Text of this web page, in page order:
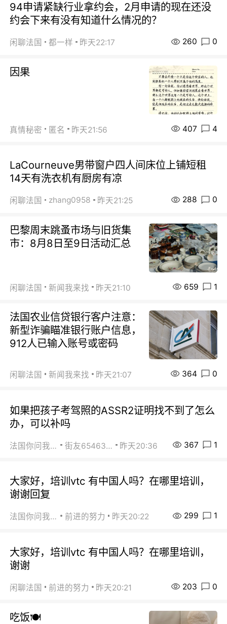
94申请紧缺行业拿约会，2月申请的现在还没
约会下来有没有知道什么情况的？
闲聊法国 都一样 昨天22:17 260 0
因果
真情秘密 匿名 昨天21:56 407 4
LaCourneuve男带窗户四人间床位上铺短租
14天有洗衣机有厨房有凉
闲聊法国 zhang0958 昨天21:25 288 0
巴黎周末跳蚤市场与旧货集
市：8月8日至9日活动汇总
闲聊法国 新闻我来找 昨天21:10 659 1
法国农业信贷银行客户注意：
新型诈骗瞄准银行账户信息，
912人已输入账号或密码
闲聊法国 新闻我来找 昨天21:07 364 0
如果把孩子考驾照的ASSR2证明找不到了怎么
办，可以补吗
法国你问我答 街友65463281 昨天20:36 367 1
大家好，培训vtc 有中国人吗？在哪里培训，
谢谢回复
法国你问我答 前进的努力 昨天20:22 299 1
大家好，培训vtc 有中国人吗？在哪里培训，
谢谢
闲聊法国 前进的努力 昨天20:21 203 0
吃饭🍽️